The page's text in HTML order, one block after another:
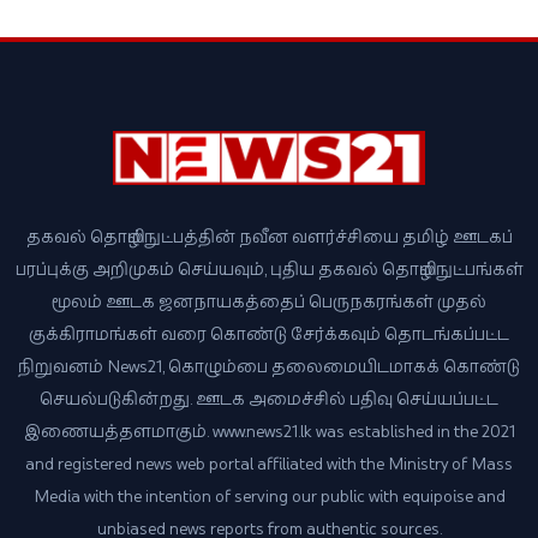
தகவல் தொழில்நுட்பத்தின் நவீன வளர்ச்சியை தமிழ் ஊடகப்
பரப்புக்கு அறிமுகம் செய்யவும், புதிய தகவல் தொழில்நுட்பங்கள்
மூலம் ஊடக ஜனநாயகத்தைப் பெருநகரங்கள் முதல்
குக்கிராமங்கள் வரை கொண்டு சேர்க்கவும் தொடங்கப்பட்ட
நிறுவனம் News21, கொழும்பை தலைமையிடமாகக் கொண்டு
செயல்படுகின்றது. ஊடக அமைச்சில் பதிவு செய்யப்பட்ட
இணையத்தளமாகும். www.news21.lk was established in the 2021
and registered news web portal affiliated with the Ministry of Mass
Media with the intention of serving our public with equipoise and
unbiased news reports from authentic sources.